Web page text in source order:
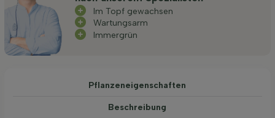
Im Topf gewachsen
Wartungsarm
Immergrün
Pflanzeneigenschaften
Beschreibung